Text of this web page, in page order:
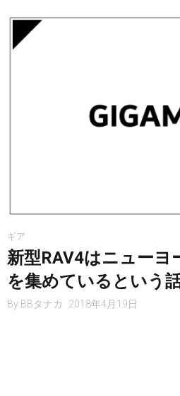
ギア
新型RAV4はニューヨ
を集めているという
By BBタナカ 2018年4月19日